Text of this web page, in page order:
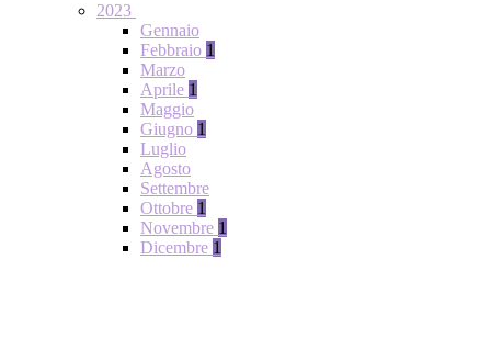
2023
Gennaio
Febbraio 1
Marzo
Aprile 1
Maggio
Giugno 1
Luglio
Agosto
Settembre
Ottobre 1
Novembre 1
Dicembre 1